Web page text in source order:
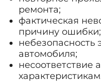
ремонта;
фактическая
причину ошибки;
небезопасность
автомобиля;
несоответствие